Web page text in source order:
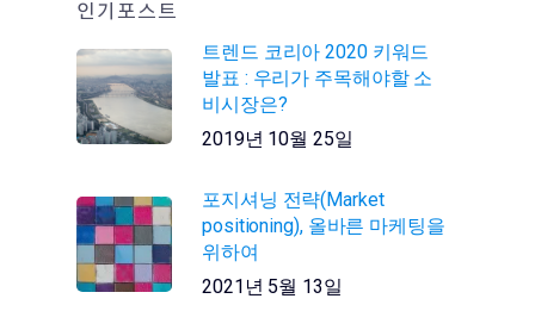
인기포스트
트렌드 코리아 2020 키워드
발표 : 우리가 주목해야할 소
비시장은?
2019년 10월 25일
포지셔닝 전략(Market
positioning), 올바른 마케팅을
위하여
2021년 5월 13일